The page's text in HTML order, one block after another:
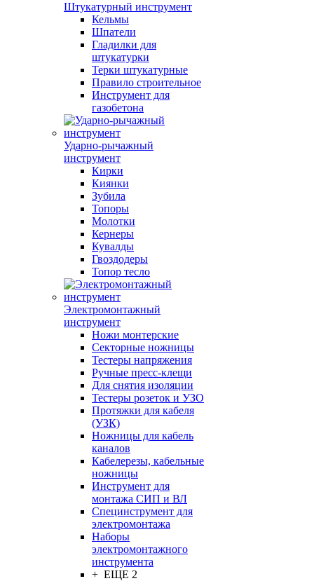
Штукатурный инструмент
Кельмы
Шпатели
Гладилки для
штукатурки
Терки штукатурные
Правило строительное
Инструмент для
газобетона
Ударно-рычажный
инструмент
Кирки
Киянки
Зубила
Топоры
Молотки
Кернеры
Кувалды
Гвоздодеры
Топор тесло
Электромонтажный
инструмент
Ножи монтерские
Секторные ножницы
Тестеры напряжения
Ручные пресс-клещи
Для снятия изоляции
Тестеры розеток и УЗО
Протяжки для кабеля
(УЗК)
Ножницы для кабель
каналов
Кабелерезы, кабельные
ножницы
Инструмент для
монтажа СИП и ВЛ
Специнструмент для
электромонтажа
Наборы
электромонтажного
инструмента
+ ЕЩЕ 2